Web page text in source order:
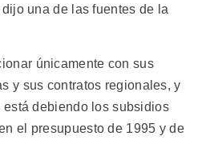
una de las fuentes de la
únicamente con sus
y sus contratos regionales, y
debiendo los subsidios
el presupuesto de 1995 y de